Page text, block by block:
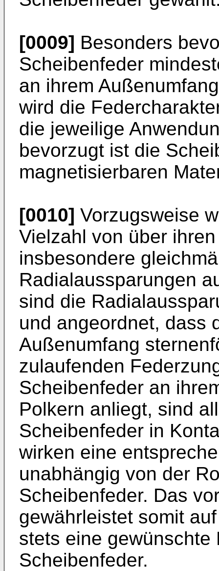
[0009] Besonders
Scheibenfeder
an ihrem
wird die
die jeweilige
bevorzugt ist die
magnetisierbaren
[0010] Vorzugsweise
Vielzahl von über
insbesondere
Radialaussparungen
sind die
und angeordnet, dass
Außenumfang
zulaufenden
Scheibenfeder an
Polkern anliegt, sind
Scheibenfeder in
wirken eine
unabhängig von der
Scheibenfeder. Das
gewährleistet somit
stets eine
Scheibenfeder.